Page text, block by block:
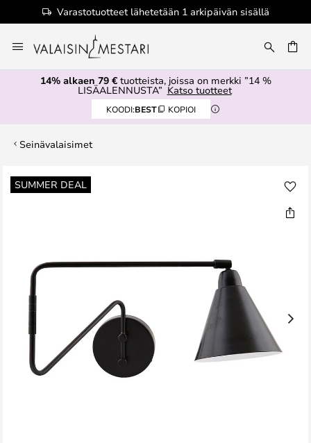
Varastotuotteet lähetetään 1 arkipäivän sisällä
to
Content
14% alkaen 79 €tuotteista, joissa on merkki ”14 %
LISÄALENNUSTA” Katso tuotteet
KOODI:BEST KOPIOI
Seinävalaisimet
SUMMER DEAL
Skip
to
images
gallery